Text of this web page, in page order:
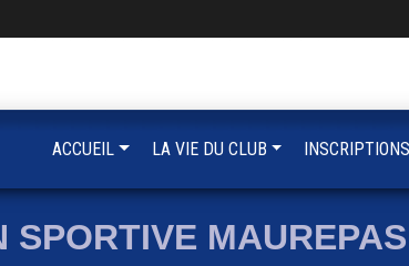
SPORTIVE
ACCUEIL LA VIE DU CLUB INSCRIPTIONS